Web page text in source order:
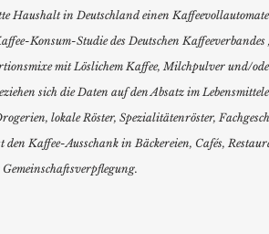
Haushalt in Deutschland einen
Konsum-Studie des Deutschen
mit Löslichem Kaffee, Milchpulver und/
sich die Daten auf den Absatz im
lokale Röster, Spezialitätenröster,
Kaffee-Ausschank in Bäckereien, Cafés,